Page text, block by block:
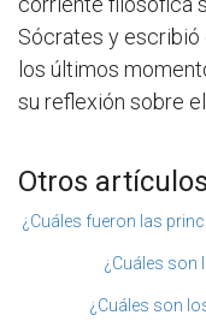
Sócrates y escribió
los últimos
su reflexión sobre
Otros
¿Cuáles fueron las
¿Cuáles son
¿Cuáles son